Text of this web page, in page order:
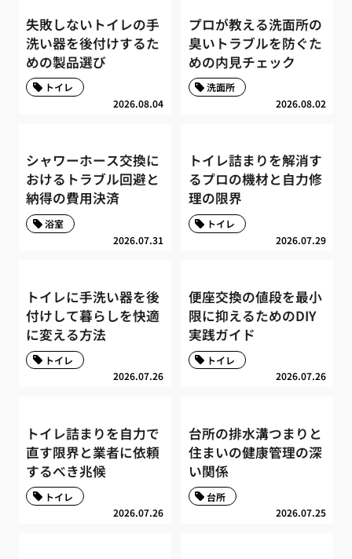
失敗しないトイレの手
洗い器を後付けするた
めの製品選び
2026.08.04
トイレ
プロが教える洗面所の
臭いトラブルを防ぐた
めの内見チェック
2026.08.02
洗面所
シャワーホース交換に
おけるトラブル回避と
納得の費用決済
2026.07.31
浴室
トイレ詰まりを解消す
るプロの機材と自力修
理の限界
2026.07.29
トイレ
トイレに手洗い器を後
付けして暮らしを快適
に変える方法
2026.07.26
トイレ
便座交換の値段を最小
限に抑えるためのDIY
実践ガイド
2026.07.26
トイレ
トイレ詰まりを自力で
直す限界と業者に依頼
するべき兆候
2026.07.26
トイレ
台所の排水溝つまりと
住まいの健康管理の深
い関係
2026.07.25
台所